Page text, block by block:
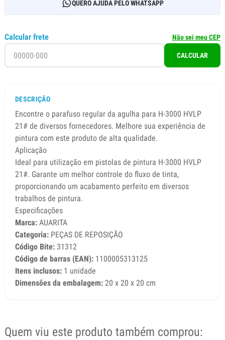
QUERO AJUDA PELO WHATSAPP
Calcular frete Não sei meu CEP
CALCULAR
DESCRIÇÃO
Encontre o parafuso regular da agulha para H-3000 HVLP
21# de diversos fornecedores. Melhore sua experiência de
pintura com este produto de alta qualidade.
Aplicação
Ideal para utilização em pistolas de pintura H-3000 HVLP
21#. Garante um melhor controle do fluxo de tinta,
proporcionando um acabamento perfeito em diversos
trabalhos de pintura.
Especificações
Marca: AUARITA
Categoria: PEÇAS DE REPOSIÇÃO
Código Bite: 31312
Código de barras (EAN): 1100005313125
Itens inclusos: 1 unidade
Dimensões da embalagem: 20 x 20 x 20 cm
Quem viu este produto também comprou: